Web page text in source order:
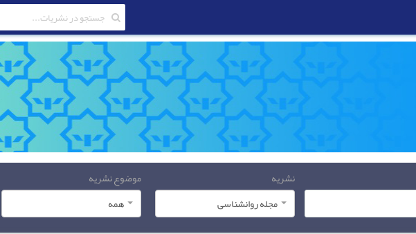
نشریه
مجله روانشناسی
موضوع نشریه
همه